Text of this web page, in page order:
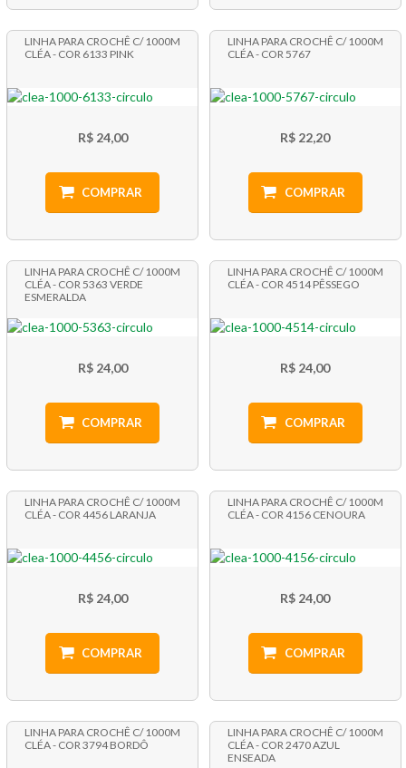
LINHA PARA CROCHÊ C/ 1000M
CLÉA - COR 6133 PINK
R$ 24,00
COMPRAR
LINHA PARA CROCHÊ C/ 1000M
CLÉA - COR 5767
R$ 22,20
COMPRAR
LINHA PARA CROCHÊ C/ 1000M
CLÉA - COR 5363 VERDE
ESMERALDA
R$ 24,00
COMPRAR
LINHA PARA CROCHÊ C/ 1000M
CLÉA - COR 4514 PÊSSEGO
R$ 24,00
COMPRAR
LINHA PARA CROCHÊ C/ 1000M
CLÉA - COR 4456 LARANJA
R$ 24,00
COMPRAR
LINHA PARA CROCHÊ C/ 1000M
CLÉA - COR 4156 CENOURA
R$ 24,00
COMPRAR
LINHA PARA CROCHÊ C/ 1000M
CLÉA - COR 3794 BORDÔ
LINHA PARA CROCHÊ C/ 1000M
CLÉA - COR 2470 AZUL
ENSEADA